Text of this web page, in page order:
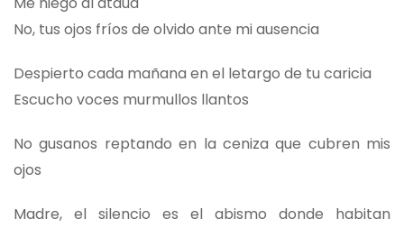
No, tus ojos fríos de olvido ante mi ausencia
Despierto cada mañana en el letargo de tu caricia
Escucho voces murmullos llantos
No gusanos reptando en la ceniza que cubren mis
ojos
Madre, el silencio es el abismo donde habitan